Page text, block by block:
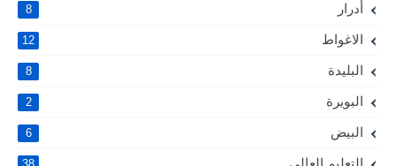
أدرار 8
الاغواط 12
البليدة 8
البويرة 2
البيض 6